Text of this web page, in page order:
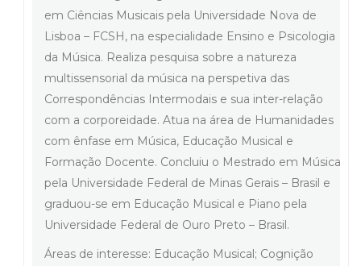
em Ciências Musicais pela Universidade Nova de
Lisboa – FCSH, na especialidade Ensino e Psicologia
da Música. Realiza pesquisa sobre a natureza
multissensorial da música na perspetiva das
Correspondências Intermodais e sua inter-relação
com a corporeidade. Atua na área de Humanidades
com ênfase em Música, Educação Musical e
Formação Docente. Concluiu o Mestrado em Música
pela Universidade Federal de Minas Gerais – Brasil e
graduou-se em Educação Musical e Piano pela
Universidade Federal de Ouro Preto – Brasil.
Áreas de interesse: Educação Musical; Cognição